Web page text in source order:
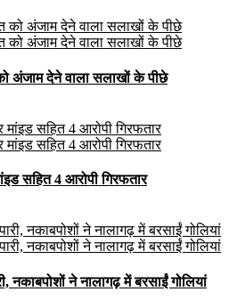
अंजाम देने वाला सलाखों के पीछे
सहित 4 आरोपी गिरफतार
नकाबपोशों ने नालागढ़ में बरसाईं गोलियां